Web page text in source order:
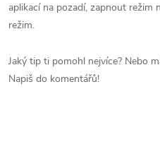
aplikací na pozadí, zapnout
režim.
Jaký tip ti pomohl nejvíce? Nebo
Napiš do komentářů!